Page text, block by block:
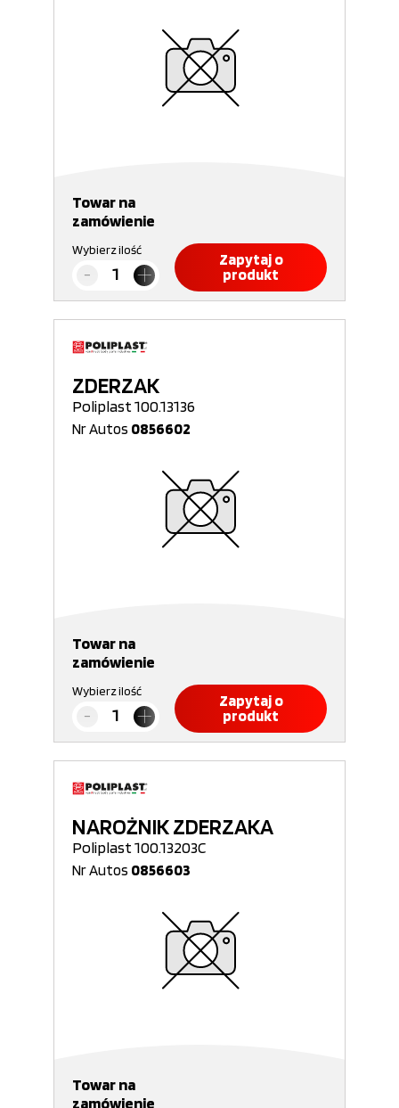
Towar na
zamówienie
Wybierz ilość
Zapytaj o
produkt
ZDERZAK
Poliplast 100.13136
Nr Autos 0856602
Towar na
zamówienie
Wybierz ilość
Zapytaj o
produkt
NAROŻNIK ZDERZAKA
Poliplast 100.13203C
Nr Autos 0856603
Towar na
zamówienie